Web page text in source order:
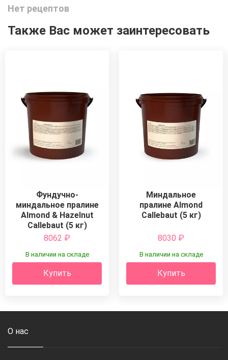
Нет рецептов
Также Вас может заинтересовать
Фундучно-
миндальное пралине
Almond & Hazelnut
Callebaut (5 кг)
8062 ₽
В наличии на складе
Купить
Миндальное
пралине Almond
Callebaut (5 кг)
8030 ₽
В наличии на складе
Купить
О нас